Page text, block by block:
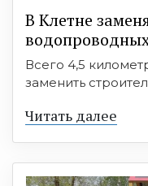
В Клетне
Всего 4,5
заменить
Читать далее